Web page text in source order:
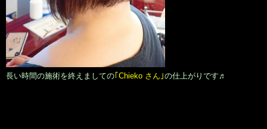
長い時間の施術を終えましての｢Chieko さん｣の仕上がりです♬